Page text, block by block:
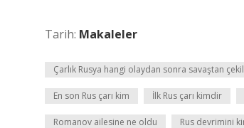
Tarih: Makaleler
Çarlık Rusya hangi olaydan sonra savaştan
En son Rus çarı kim İlk Rus çarı kimdir
Romanov ailesine ne oldu Rus devrimini